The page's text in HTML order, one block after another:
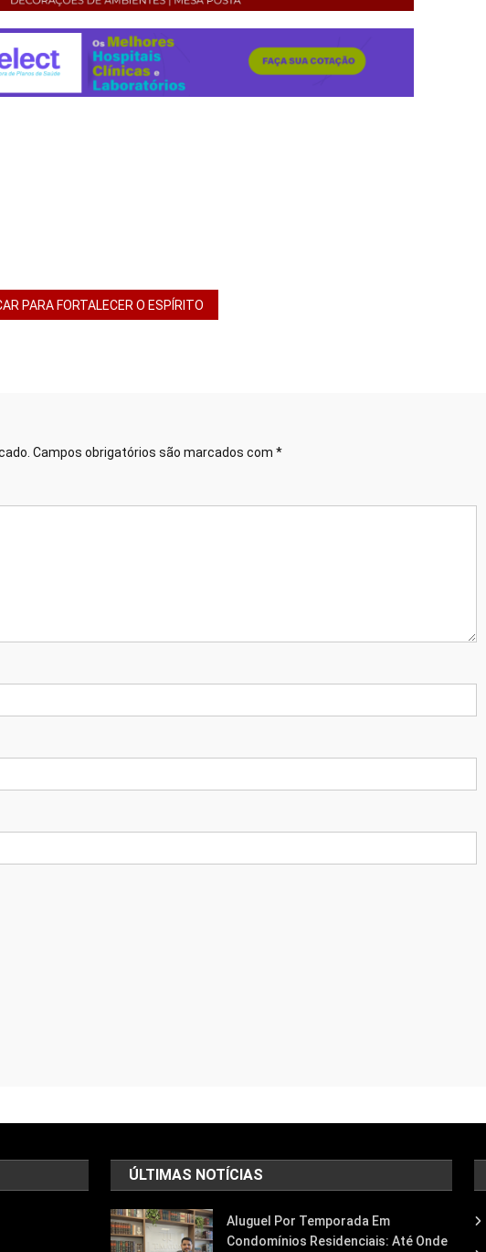
PARA FORTALECER O ESPÍRITO
Campos obrigatórios são marcados com *
ÚLTIMAS NOTÍCIAS
Aluguel Por Temporada Em
Condomínios Residenciais: Até Onde